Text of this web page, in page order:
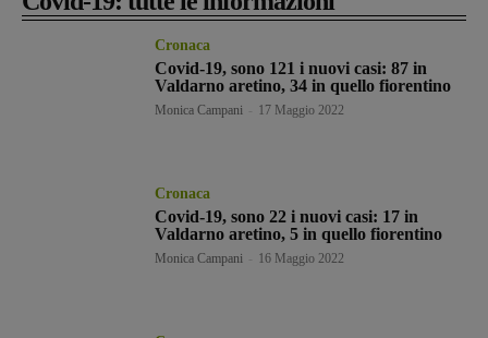
Cronaca
Covid-19, sono 121 i nuovi casi: 87 in
Valdarno aretino, 34 in quello fiorentino
Monica Campani 17 Maggio 2022
Cronaca
Covid-19, sono 22 i nuovi casi: 17 in
Valdarno aretino, 5 in quello fiorentino
Monica Campani 16 Maggio 2022